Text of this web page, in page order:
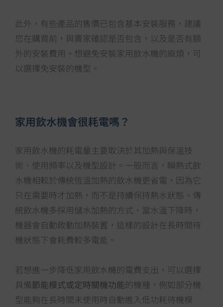
此外，有些產品的售價已包含基本安裝服務，建議
您在購買前，與賣家確認是否包含，以及是否有額
外的安裝費用。想避免安裝家用飲水機的麻煩，可
以選擇免安裝的機型。
家用飲水機會很耗電嗎？
家用飲水機的耗電量主要取決於其加熱與保溫技
術、使用頻率以及機型設計。一般而言，瞬熱式飲
水機相較於傳統恆溫加熱的飲水機更省電，因為它
只在需要時才加熱，而不是持續保持熱水狀態。傳
統飲水機多採用儲水加熱的方式，當水溫下降時，
機器會自動啟動加熱裝置，這樣的設計在長時間待
機狀態下會耗費較多電能。
若想進一步降低家用飲水機的電費支出，可以選擇
具備節能模式或定時關機功能的機種，例如部分機
型能夠在長時間未使用時自動進入低功耗待機模